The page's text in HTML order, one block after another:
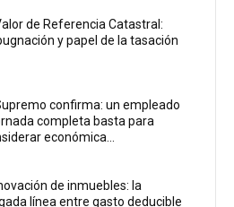
de Referencia Catastral:
y papel de la tasación
confirma: un empleado
completa basta para
económica...
de inmuebles: la
línea entre gasto deducible